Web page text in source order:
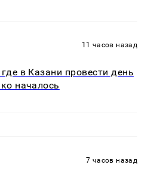
11 часов назад
в Казани провести день
началось
7 часов назад